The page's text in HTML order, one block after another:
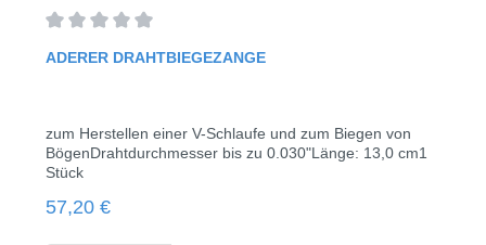
ADERER DRAHTBIEGEZANGE
zum Herstellen einer V-Schlaufe und zum Biegen von
BögenDrahtdurchmesser bis zu 0.030"Länge: 13,0 cm1
Stück
Regulärer Preis:
57,20 €